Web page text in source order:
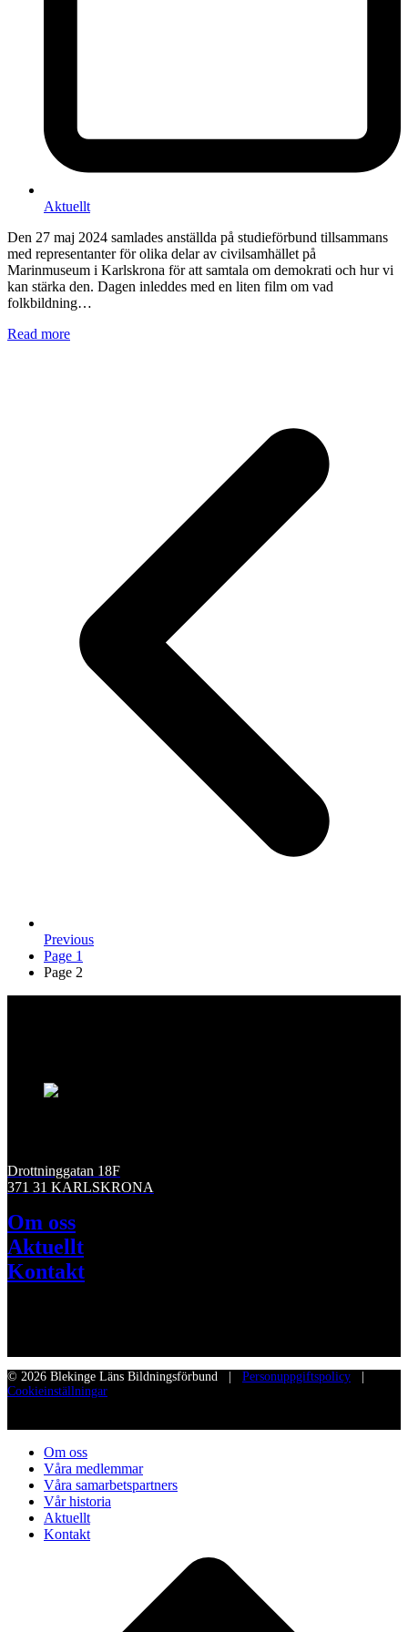
Aktuellt
Den 27 maj 2024 samlades anställda på studieförbund tillsammans
med representanter för olika delar av civilsamhället på
Marinmuseum i Karlskrona för att samtala om demokrati och hur vi
kan stärka den. Dagen inleddes med en liten film om vad
folkbildning…
Read more
Previous
Page 1
Page 2
Drottninggatan 18F
371 31 KARLSKRONA
Om oss
Aktuellt
Kontakt
© 2026 Blekinge Läns Bildningsförbund | Personuppgiftspolicy
Cookieinställningar
Om oss
Våra medlemmar
Våra samarbetspartners
Vår historia
Aktuellt
Kontakt